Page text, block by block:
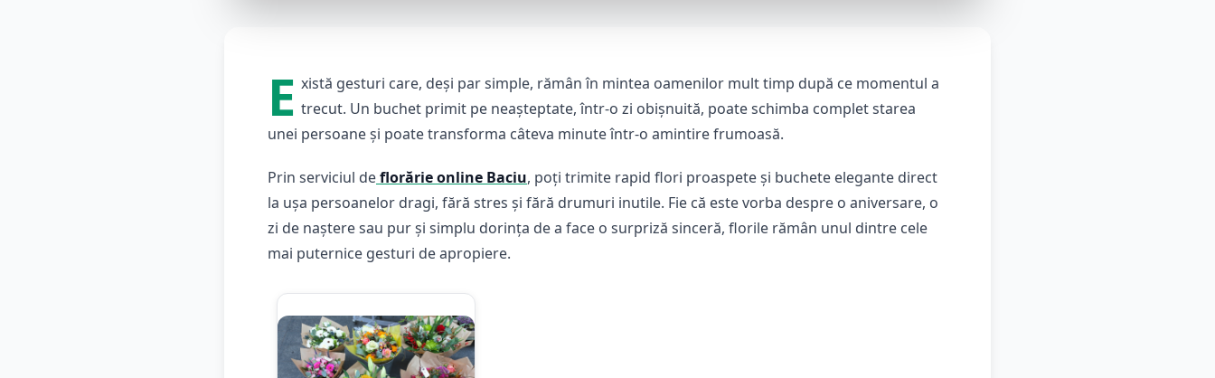
E xistă gesturi care, deși par simple, rămân în mintea oamenilor mult timp după ce momentul a
trecut. Un buchet primit pe neașteptate, într-o zi obișnuită, poate schimba complet starea
unei persoane și poate transforma câteva minute într-o amintire frumoasă.
Prin serviciul deflorărie online Baciu, poți trimite rapid flori proaspete și buchete elegante direct
la ușa persoanelor dragi, fără stres și fără drumuri inutile. Fie că este vorba despre o aniversare, o
zi de naștere sau pur și simplu dorința de a face o surpriză sinceră, florile rămân unul dintre cele
mai puternice gesturi de apropiere.